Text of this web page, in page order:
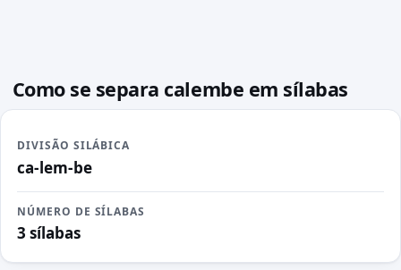
Como se separa calembe em sílabas
DIVISÃO SILÁBICA
ca-lem-be
NÚMERO DE SÍLABAS
3 sílabas